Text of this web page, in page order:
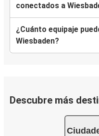
conectados a
¿Cuánto equipaje
Wiesbaden?
Descubre más